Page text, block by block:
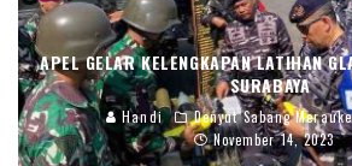
APEL GELAR KELENGKAPAN LATIHAN
SURABAYA
Handi Denyut Sabang Merauke
November 14, 2023